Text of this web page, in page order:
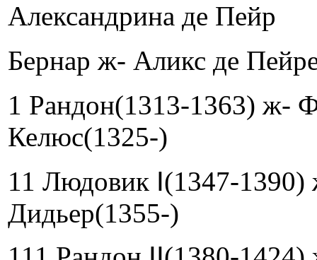
Александрина де Пейр
Бернар ж- Аликс де
1 Рандон(1313-1363) ж-
Келюс(1325-)
11 Людовик I(1347-1390)
Дидьер(1355-)